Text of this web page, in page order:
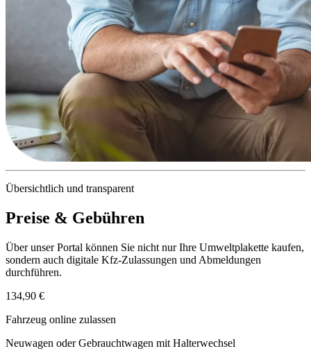
Übersichtlich und transparent
Preise & Gebühren
Über unser Portal können Sie nicht nur Ihre Umweltplakette kaufen,
sondern auch digitale Kfz-Zulassungen und Abmeldungen
durchführen.
134,90 €
Fahrzeug online zulassen
Neuwagen oder Gebrauchtwagen mit Halterwechsel